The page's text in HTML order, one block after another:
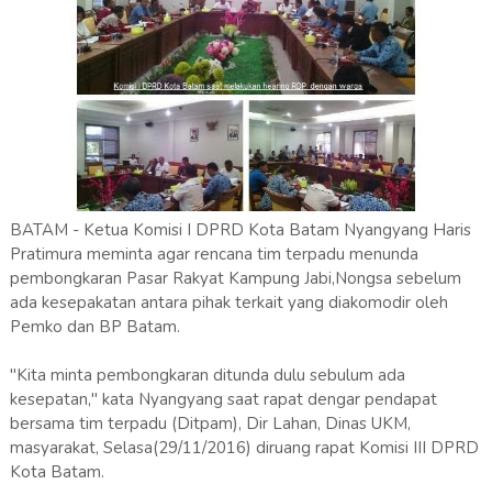
BATAM - Ketua Komisi I DPRD Kota Batam Nyangyang Haris
Pratimura meminta agar rencana tim terpadu menunda
pembongkaran Pasar Rakyat Kampung Jabi,Nongsa sebelum
ada kesepakatan antara pihak terkait yang diakomodir oleh
Pemko dan BP Batam.
"Kita minta pembongkaran ditunda dulu sebulum ada
kesepatan," kata Nyangyang saat rapat dengar pendapat
bersama tim terpadu (Ditpam), Dir Lahan, Dinas UKM,
masyarakat, Selasa(29/11/2016) diruang rapat Komisi III DPRD
Kota Batam.